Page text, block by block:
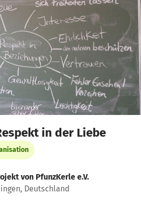
anzeigen
in der Liebe
von PfunzKerle e.V.
Deutschland